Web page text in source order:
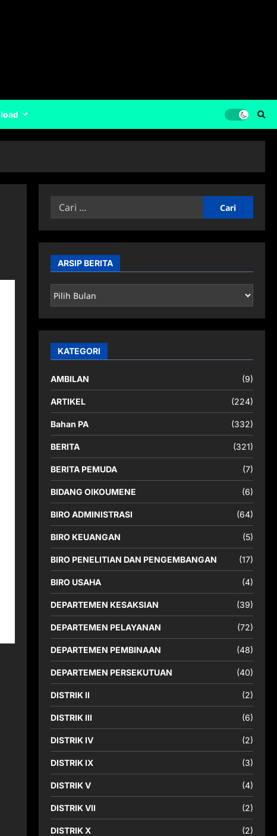
Cari
ARSIP BERITA
ARSIP
BERITA
KATEGORI
AMBILAN (9)
ARTIKEL (224)
Bahan PA (332)
BERITA (321)
BERITA PEMUDA (7)
BIDANG OIKOUMENE (6)
BIRO ADMINISTRASI (64)
BIRO KEUANGAN (5)
BIRO PENELITIAN DAN PENGEMBANGAN (17)
BIRO USAHA (4)
DEPARTEMEN KESAKSIAN (39)
DEPARTEMEN PELAYANAN (72)
DEPARTEMEN PEMBINAAN (48)
DEPARTEMEN PERSEKUTUAN (40)
DISTRIK II (2)
DISTRIK III (6)
DISTRIK IV (2)
DISTRIK IX (3)
DISTRIK V (4)
DISTRIK VII (2)
DISTRIK X (2)